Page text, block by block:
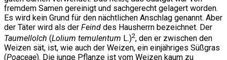
fremdem Samen gereinigt und sachgerecht gelagert worden.
Es wird kein Grund für den nächtlichen Anschlag genannt. Aber
der Täter wird als der Feind des Hausherrn bezeichnet. Der
Taumellolch (Lolium temulentum L.)2, den er zwischen den
Weizen sät, ist, wie auch der Weizen, ein einjähriges Süßgras
(Poaceae). Die junge Pflanze ist vom Weizen kaum zu